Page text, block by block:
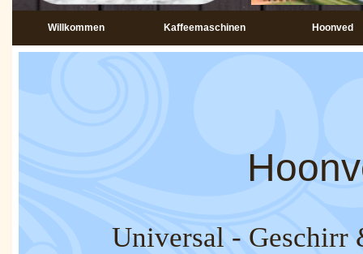
Willkommen Kaffeemaschinen Hoonved
Universal - Geschirr